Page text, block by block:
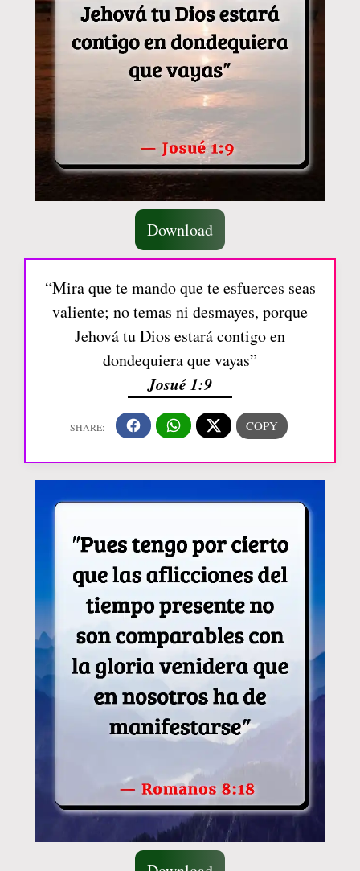
Download
“Mira que te mando que te esfuerces seas
valiente; no temas ni desmayes, porque
Jehová tu Dios estará contigo en
dondequiera que vayas”
Josué 1:9